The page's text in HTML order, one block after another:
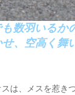
数羽いるか
せ、空高く舞
は、メスを惹き